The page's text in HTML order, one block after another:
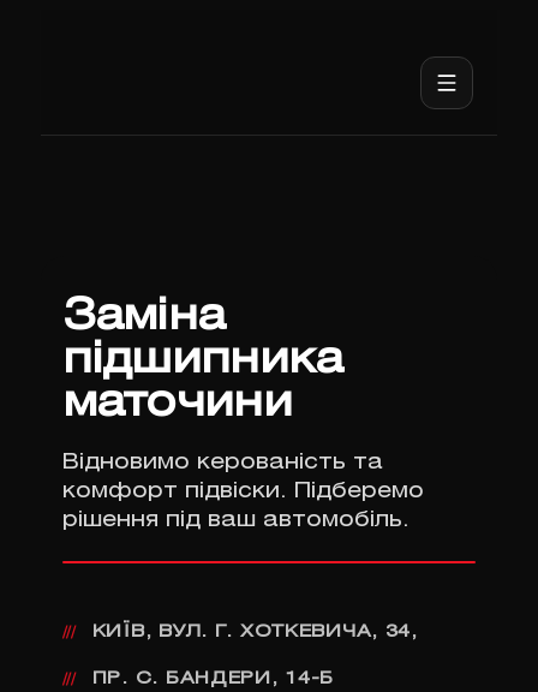
Заміна
підшипника
маточини
Відновимо керованість та
комфорт підвіски. Підберемо
рішення під ваш автомобіль.
/// КИЇВ, ВУЛ. Г. ХОТКЕВИЧА, 34,
/// ПР. С. БАНДЕРИ, 14-Б